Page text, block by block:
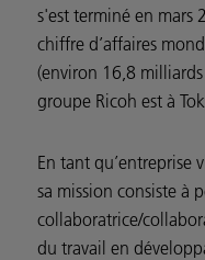
s'est terminé en mars
chiffre d’affaires
(environ 16,8 milliards
groupe Ricoh est à
En tant qu’entreprise
sa mission consiste à
collaboratrice/
du travail en